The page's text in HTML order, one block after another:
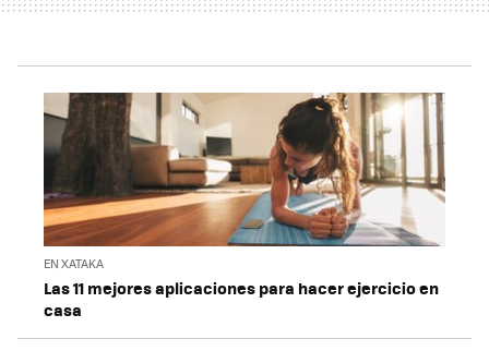
EN XATAKA
Las 11 mejores aplicaciones para hacer ejercicio en
casa